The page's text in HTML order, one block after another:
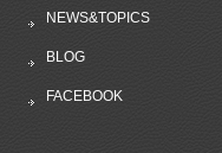
NEWS&TOPICS
BLOG
FACEBOOK